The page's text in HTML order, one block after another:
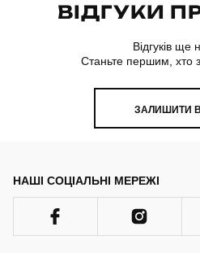
ВІДГУКИ
Відгуків ще
Станьте першим, хто
ЗАЛИШИТИ
НАШІ СОЦІАЛЬНІ МЕРЕЖІ